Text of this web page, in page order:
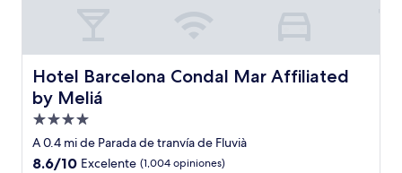
Hotel Barcelona Condal Mar Affiliated
by Meliá
Hotel Barcelona Condal Mar Affiliated by Meliá
Propiedad
de
4.0
A 0.4 mi de Parada de tranvía de Fluvià
8.6
8.6/10 Excelente (1,004 opiniones)